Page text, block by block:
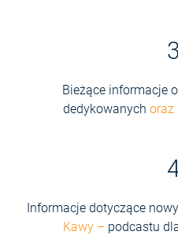
Bieżące informacje
dedykowanych oraz
Informacje dotyczące
Kawy – podcastu